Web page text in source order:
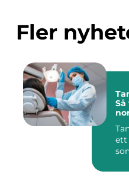
Fler
ett